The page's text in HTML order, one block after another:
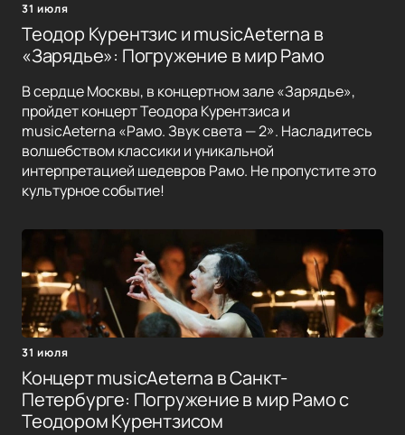
31 июля
Теодор Курентзис и musicAeterna в
«Зарядье»: Погружение в мир Рамо
В сердце Москвы, в концертном зале «Зарядье»,
пройдет концерт Теодора Курентзиса и
musicAeterna «Рамо. Звук света — 2». Насладитесь
волшебством классики и уникальной
интерпретацией шедевров Рамо. Не пропустите это
культурное событие!
31 июля
Концерт musicAeterna в Санкт-
Петербурге: Погружение в мир Рамо с
Теодором Курентзисом